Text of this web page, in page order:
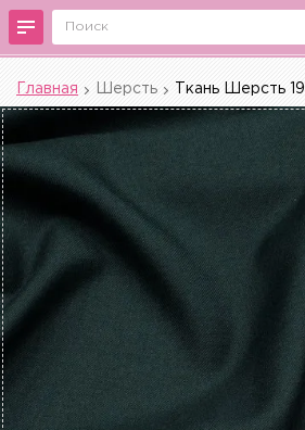
Главная Шерсть Ткань Шерсть